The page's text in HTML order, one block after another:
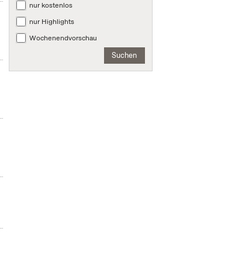
nur kostenlos
nur Highlights
Wochenendvorschau
Suchen